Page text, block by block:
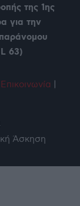
της 1ης
για την
63)
Επικοινωνία
Άσκηση